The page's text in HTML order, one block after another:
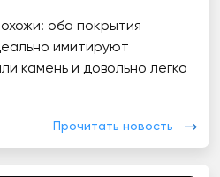
оба покрытия
имитируют
камень и довольно легко
Прочитать новость